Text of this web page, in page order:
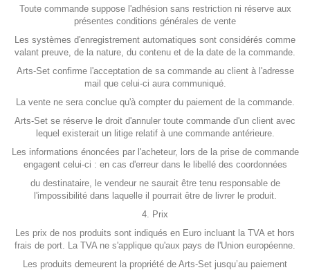
Toute commande suppose l'adhésion sans restriction ni réserve aux
présentes conditions générales de vente
Les systèmes d'enregistrement automatiques sont considérés comme
valant preuve, de la nature, du contenu et de la date de la commande.
Arts-Set confirme l'acceptation de sa commande au client à l'adresse
mail que celui-ci aura communiqué.
La vente ne sera conclue qu'à compter du paiement de la commande.
Arts-Set se réserve le droit d'annuler toute commande d'un client avec
lequel existerait un litige relatif à une commande antérieure.
Les informations énoncées par l'acheteur, lors de la prise de commande
engagent celui-ci : en cas d'erreur dans le libellé des coordonnées
du destinataire, le vendeur ne saurait être tenu responsable de
l'impossibilité dans laquelle il pourrait être de livrer le produit.
4. Prix
Les prix de nos produits sont indiqués en Euro incluant la TVA et hors
frais de port. La TVA ne s'applique qu'aux pays de l'Union européenne.
Les produits demeurent la propriété de Arts-Set jusqu’au paiement